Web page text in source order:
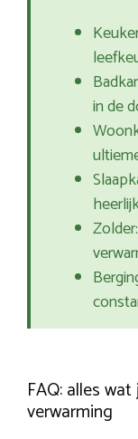
in de
FAQ: alles
verwarming